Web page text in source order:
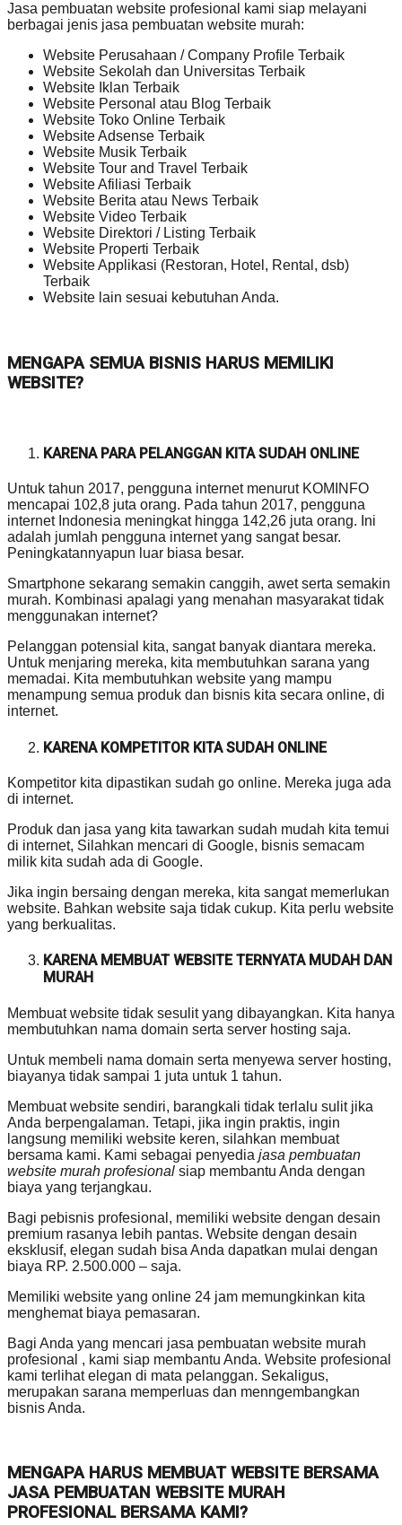
Jasa pembuatan website profesional kami siap melayani
berbagai jenis jasa pembuatan website murah:
Website Perusahaan / Company Profile Terbaik
Website Sekolah dan Universitas Terbaik
Website Iklan Terbaik
Website Personal atau Blog Terbaik
Website Toko Online Terbaik
Website Adsense Terbaik
Website Musik Terbaik
Website Tour and Travel Terbaik
Website Afiliasi Terbaik
Website Berita atau News Terbaik
Website Video Terbaik
Website Direktori / Listing Terbaik
Website Properti Terbaik
Website Applikasi (Restoran, Hotel, Rental, dsb)
Terbaik
Website lain sesuai kebutuhan Anda.
MENGAPA SEMUA BISNIS HARUS MEMILIKI
WEBSITE?
KARENA PARA PELANGGAN KITA SUDAH ONLINE
Untuk tahun 2017, pengguna internet menurut KOMINFO
mencapai 102,8 juta orang. Pada tahun 2017, pengguna
internet Indonesia meningkat hingga 142,26 juta orang. Ini
adalah jumlah pengguna internet yang sangat besar.
Peningkatannyapun luar biasa besar.
Smartphone sekarang semakin canggih, awet serta semakin
murah. Kombinasi apalagi yang menahan masyarakat tidak
menggunakan internet?
Pelanggan potensial kita, sangat banyak diantara mereka.
Untuk menjaring mereka, kita membutuhkan sarana yang
memadai. Kita membutuhkan website yang mampu
menampung semua produk dan bisnis kita secara online, di
internet.
KARENA KOMPETITOR KITA SUDAH ONLINE
Kompetitor kita dipastikan sudah go online. Mereka juga ada
di internet.
Produk dan jasa yang kita tawarkan sudah mudah kita temui
di internet, Silahkan mencari di Google, bisnis semacam
milik kita sudah ada di Google.
Jika ingin bersaing dengan mereka, kita sangat memerlukan
website. Bahkan website saja tidak cukup. Kita perlu website
yang berkualitas.
KARENA MEMBUAT WEBSITE TERNYATA MUDAH DAN
MURAH
Membuat website tidak sesulit yang dibayangkan. Kita hanya
membutuhkan nama domain serta server hosting saja.
Untuk membeli nama domain serta menyewa server hosting,
biayanya tidak sampai 1 juta untuk 1 tahun.
Membuat website sendiri, barangkali tidak terlalu sulit jika
Anda berpengalaman. Tetapi, jika ingin praktis, ingin
langsung memiliki website keren, silahkan membuat
bersama kami. Kami sebagai penyedia jasa pembuatan
website murah profesional siap membantu Anda dengan
biaya yang terjangkau.
Bagi pebisnis profesional, memiliki website dengan desain
premium rasanya lebih pantas. Website dengan desain
eksklusif, elegan sudah bisa Anda dapatkan mulai dengan
biaya RP. 2.500.000 – saja.
Memiliki website yang online 24 jam memungkinkan kita
menghemat biaya pemasaran.
Bagi Anda yang mencari jasa pembuatan website murah
profesional , kami siap membantu Anda. Website profesional
kami terlihat elegan di mata pelanggan. Sekaligus,
merupakan sarana memperluas dan menngembangkan
bisnis Anda.
MENGAPA HARUS MEMBUAT WEBSITE BERSAMA
JASA PEMBUATAN WEBSITE MURAH
PROFESIONAL BERSAMA KAMI?